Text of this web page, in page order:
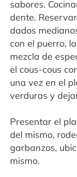
sabores.
dente.
dados
con el puerro,
mezcla de
el cous-cous
una vez en el
verduras y
Presentar el
del mismo,
garbanzos,
mismo.